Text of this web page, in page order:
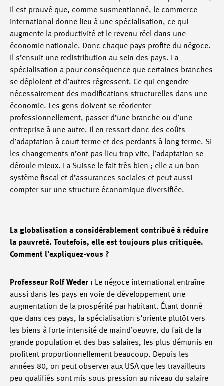
il est prouvé que, comme susmentionné, le commerce
international donne lieu à une spécialisation, ce qui
augmente la productivité et le revenu réel dans une
économie nationale. Donc chaque pays profite du négoce.
Il s’ensuit une redistribution au sein des pays. La
spécialisation a pour conséquence que certaines branches
se déploient et d’autres régressent. Ce qui engendre
nécessairement des modifications structurelles dans une
économie. Les gens doivent se réorienter
professionnellement, passer d’une branche ou d’une
entreprise à une autre. Il en ressort donc des coûts
d’adaptation à court terme et des perdants à long terme. Si
les changements n’ont pas lieu trop vite, l’adaptation se
déroule mieux. La Suisse le fait très bien ; elle a un bon
système fiscal et d’assurances sociales et peut aussi
compter sur une structure économique diversifiée.
La globalisation a considérablement contribué à réduire
la pauvreté. Toutefois, elle est toujours plus critiquée.
Comment l’expliquez-vous ?
Professeur Rolf Weder : Le négoce international entraîne
aussi dans les pays en voie de développement une
augmentation de la prospérité par habitant. Étant donné
que dans ces pays, la spécialisation s’oriente plutôt vers
les biens à forte intensité de maind’oeuvre, du fait de la
grande population et des bas salaires, les plus démunis en
profitent proportionnellement beaucoup. Depuis les
années 80, on peut observer aux USA que les travailleurs
peu qualifiés sont mis sous pression au niveau du salaire